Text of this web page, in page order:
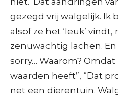
gezegd vrij walgelijk. Ik
alsof ze het ‘leuk’
zenuwachtig lachen.
sorry… Waarom?
waarden heeft”, “Dat
net een dierentuin.